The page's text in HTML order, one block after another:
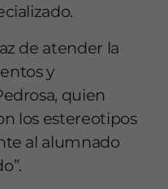
de atender la
y
quien
los estereotipos
al alumnado